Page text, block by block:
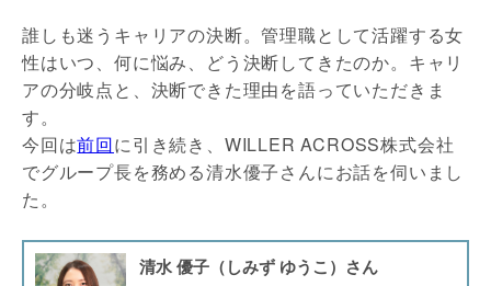
誰しも迷うキャリアの決断。管理職として活躍する女
性はいつ、何に悩み、どう決断してきたのか。キャリ
アの分岐点と、決断できた理由を語っていただきま
す。
今回は前回に引き続き、WILLER ACROSS株式会社
でグループ長を務める清水優子さんにお話を伺いまし
た。
清水 優子（しみず ゆうこ）さん